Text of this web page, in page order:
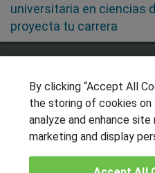
universitaria en ciencias
proyecta tu carrera
OTROS GRUPOS DE INTERES
Muro de los idiomas
By clicking “Accept All
the storing of cookies on
analyze and enhance site
marketing and display